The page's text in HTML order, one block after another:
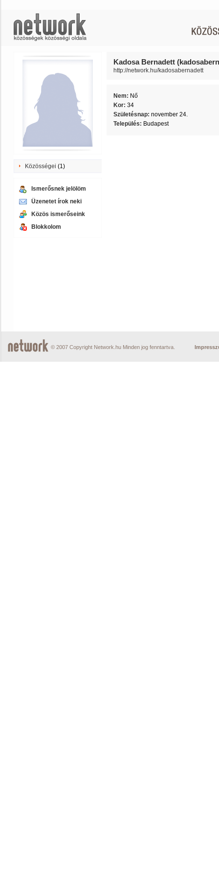
Közösségei (1)
Ismerősnek jelölöm
Üzenetet írok neki
Közös ismerőseink
Blokkolom
Kadosa Bernadett
http://network.hu/kadosabernadett
Nem: Nő
Kor: 34
Születésnap: november 24.
Település: Budapest
© 2007 Copyright Network.hu Minden jog fenntartva.